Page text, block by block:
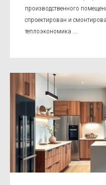
производственного
спроектирован и
теплоэкономика ...